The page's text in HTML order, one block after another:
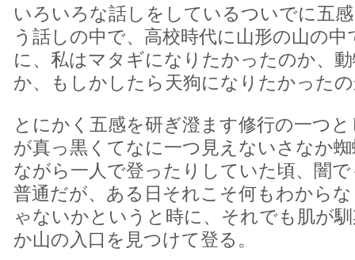
いろいろな話しをしているついでに五
う話しの中で、高校時代に山形の山の
に、私はマタギになりたかったのか、
か、もしかしたら天狗になりたかった
とにかく五感を研ぎ澄ます修行の一つ
が真っ黒くてなに一つ見えないさなか
ながら一人で登ったりしていた頃、闇
普通だが、ある日それこそ何もわから
ゃないかというと時に、それでも肌が
か山の入口を見つけて登る。